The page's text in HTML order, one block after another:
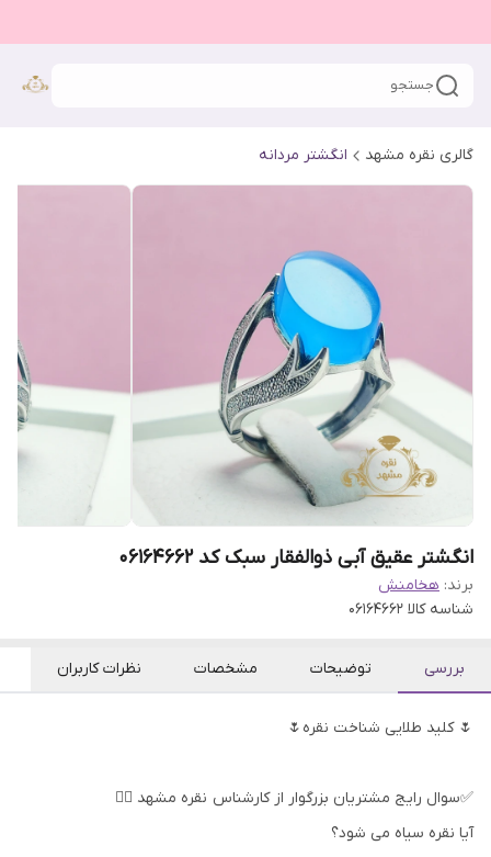
جستجو
گالری نقره مشهد انگشتر مردانه
انگشتر عقیق آبی ذوالفقار سبک کد 06164662
برند: هخامنش
شناسه کالا 06164662
بررسی توضیحات مشخصات نظرات کاربران
🌷 کلید طلایی شناخت نقره🌷
✅سوال رایج مشتریان بزرگوار از کارشناس نقره مشهد 👇🏻
آیا نقره سیاه می شود؟